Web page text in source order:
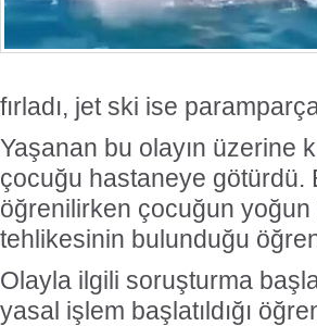
fırladı, jet ski ise
Yaşanan bu olayın üzerine
çocuğu hastaneye götürdü.
öğrenilirken çocuğun
tehlikesinin bulunduğu
Olayla ilgili soruşturma
yasal işlem başlatıldığı